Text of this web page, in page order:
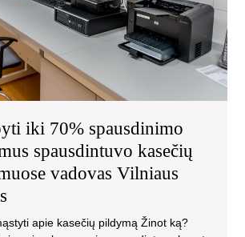
iki 70% spausdinimo
spausdintuvo kasečių
vadovas Vilniaus
apie kasečių pildymą Žinot ką?